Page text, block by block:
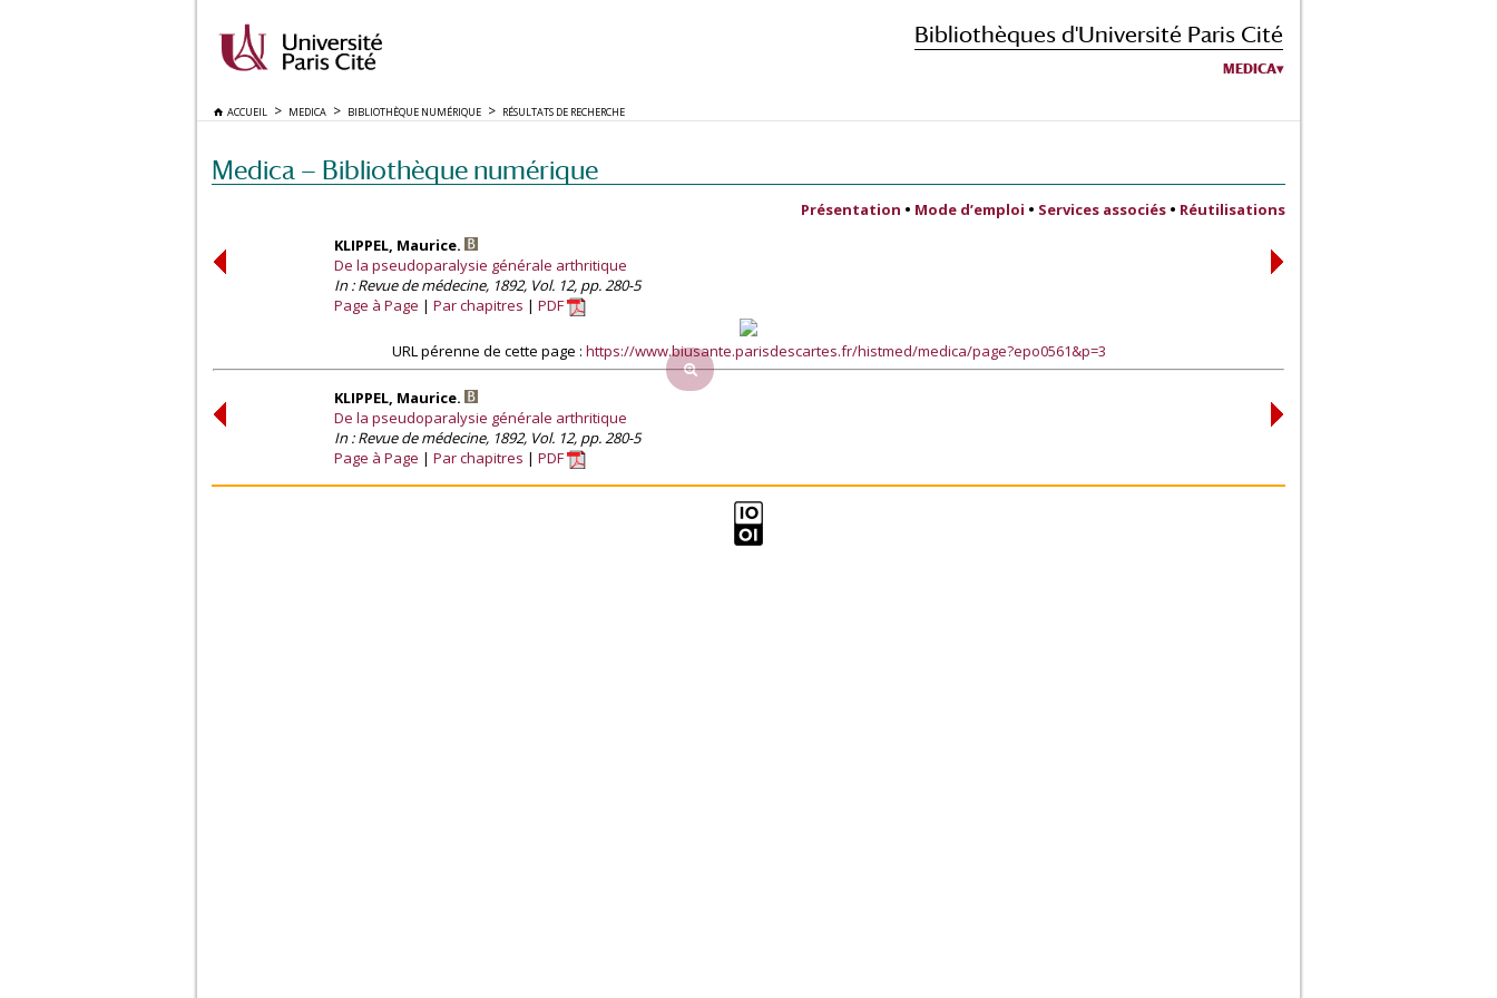
Bibliothèques d'Université Paris Cité
MEDICA
ACCUEIL MEDICA BIBLIOTHÈQUE NUMÉRIQUE RÉSULTATS DE RECHERCHE
Medica — Bibliothèque numérique
Présentation • Mode d’emploi • Services associés • Réutilisations
KLIPPEL, Maurice.
De la pseudoparalysie générale arthritique
In : Revue de médecine, 1892, Vol. 12, pp. 280-5
Page à Page
Par chapitres PDF
URL pérenne de cette page : https://www.biusante.parisdescartes.fr/histmed/medica/page?epo0561&p=3
KLIPPEL, Maurice.
De la pseudoparalysie générale arthritique
In : Revue de médecine, 1892, Vol. 12, pp. 280-5
Page à Page
Par chapitres PDF